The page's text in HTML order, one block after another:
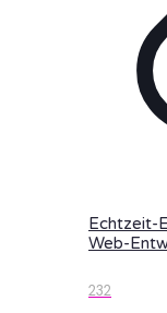
Echtzeit-
Web-
232